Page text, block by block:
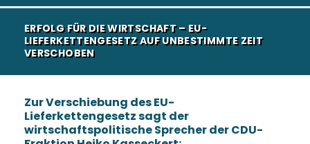
ERFOLG FÜR DIE WIRTSCHAFT – EU-
LIEFERKETTENGESETZ AUF UNBESTIMMTE ZEIT
VERSCHOBEN
Zur Verschiebung des EU-
Lieferkettengesetz sagt der
wirtschaftspolitische Sprecher der CDU-